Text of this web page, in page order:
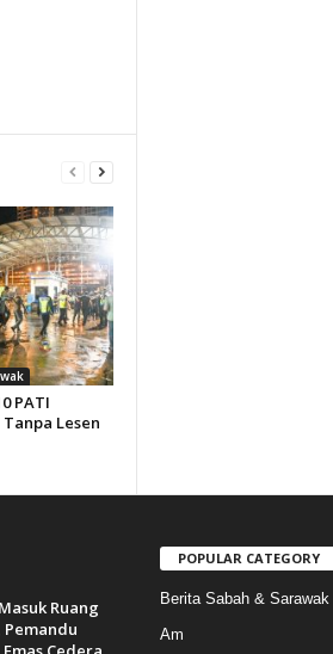
PATI
Lesen
Ruang
Pemandu
POPULAR CATEGORY
Berita Sabah & Sarawak
Am